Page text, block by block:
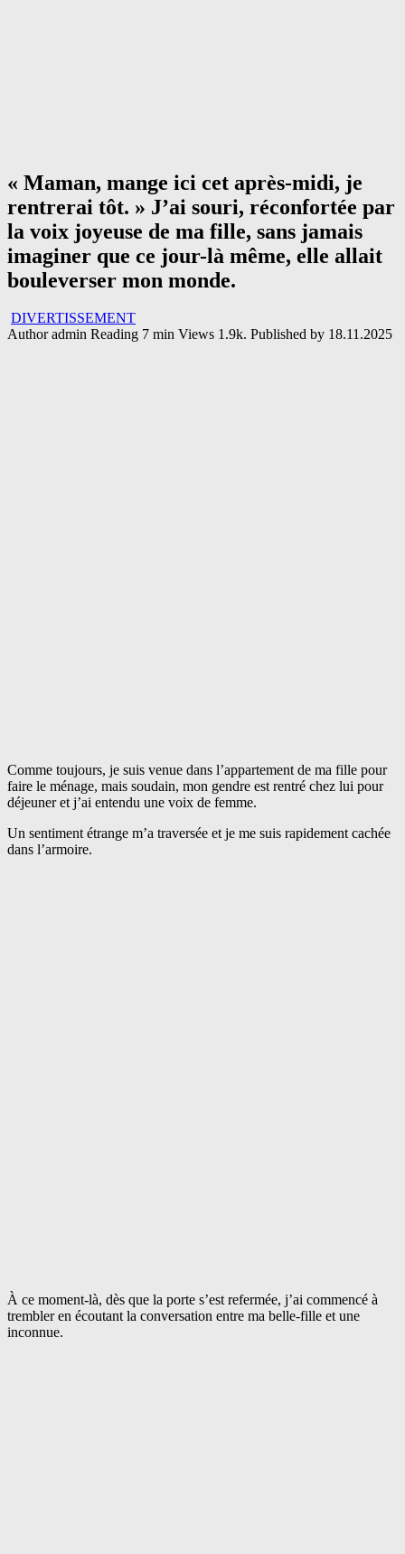
« Maman, mange ici cet après-midi, je
rentrerai tôt. » J’ai souri, réconfortée par
la voix joyeuse de ma fille, sans jamais
imaginer que ce jour-là même, elle allait
bouleverser mon monde.
DIVERTISSEMENT
Author admin Reading 7 min Views 1.9k. Published by 18.11.2025
Comme toujours, je suis venue dans l’appartement de ma fille pour
faire le ménage, mais soudain, mon gendre est rentré chez lui pour
déjeuner et j’ai entendu une voix de femme.
Un sentiment étrange m’a traversée et je me suis rapidement cachée
dans l’armoire.
À ce moment-là, dès que la porte s’est refermée, j’ai commencé à
trembler en écoutant la conversation entre ma belle-fille et une
inconnue.